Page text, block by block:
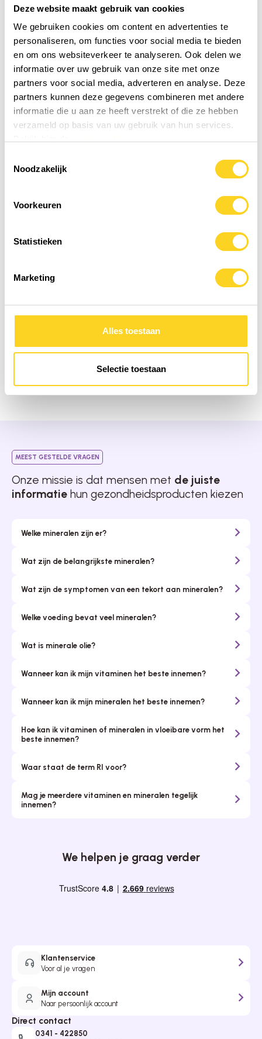
Deze website maakt gebruik van cookies
We gebruiken cookies om content en advertenties te
personaliseren, om functies voor social media te bieden
en om ons websiteverkeer te analyseren. Ook delen we
informatie over uw gebruik van onze site met onze
partners voor social media, adverteren en analyse. Deze
partners kunnen deze gegevens combineren met andere
informatie die u aan ze heeft verstrekt of die ze hebben
verzameld op basis van uw gebruik van hun services.
Noodzakelijk
Voorkeuren
Statistieken
Marketing
Alles toestaan
Selectie toestaan
celwerking, ondersteunt sterke spieren, vermindert vermoeidheid,
en zorgt voor een goed functionerend zenuwstelsel. Maar daar
lichaamseiwitten, het handhaven van de water- en
mineralenbalans, en de energieproductie uit voeding.
balans met andere essentiële stoffen zoals calcium, vitamine D en
laat je verrassen door de veelzijdigheid van dit krachtige mineraal!
Populair product Magnesium CitraMate
Nano (Colloïdaal) Magnesium
MEEST GESTELDE VRAGEN
Onze missie is dat mensen met de juiste
informatie hun gezondheidsproducten kiezen
Welke mineralen zijn er?
Wat zijn de belangrijkste mineralen?
Wat zijn de symptomen van een tekort aan mineralen?
Welke voeding bevat veel mineralen?
Wat is minerale olie?
Wanneer kan ik mijn vitaminen het beste innemen?
Wanneer kan ik mijn mineralen het beste innemen?
Hoe kan ik vitaminen of mineralen in vloeibare vorm het
beste innemen?
Waar staat de term RI voor?
Mag je meerdere vitaminen en mineralen tegelijk
innemen?
We helpen je graag verder
Klantenservice
Voor al je vragen
Mijn account
Naar persoonlijk account
Direct contact
0341 - 422850